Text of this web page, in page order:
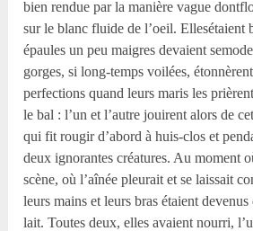
bien rendue par la manière vague
sur le blanc fluide de l’oeil. Ellesétaient
épaules un peu maigres devaient
gorges, si long-temps voilées,
perfections quand leurs maris les
le bal : l’un et l’autre jouirent alors de
qui fit rougir d’abord à huis-clos et
deux ignorantes créatures. Au moment
scène, où l’aînée pleurait et se laissait
leurs mains et leurs bras étaient
lait. Toutes deux, elles avaient nourri,